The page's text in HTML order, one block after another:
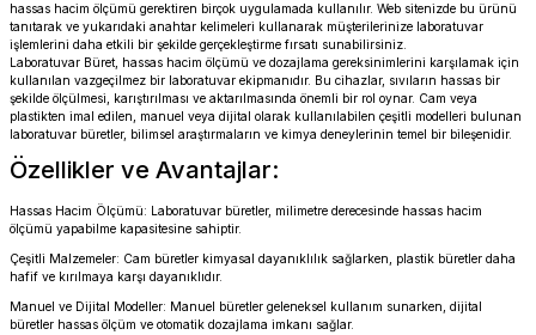
hassas hacim ölçümü gerektiren birçok uygulamada kullanılır. Web sitenizde bu ürünü
tanıtarak ve yukarıdaki anahtar kelimeleri kullanarak müşterilerinize laboratuvar
işlemlerini daha etkili bir şekilde gerçekleştirme fırsatı sunabilirsiniz.
Laboratuvar Büret, hassas hacim ölçümü ve dozajlama gereksinimlerini karşılamak için
kullanılan vazgeçilmez bir laboratuvar ekipmanıdır. Bu cihazlar, sıvıların hassas bir
şekilde ölçülmesi, karıştırılması ve aktarılmasında önemli bir rol oynar. Cam veya
plastikten imal edilen, manuel veya dijital olarak kullanılabilen çeşitli modelleri bulunan
laboratuvar büretler, bilimsel araştırmaların ve kimya deneylerinin temel bir bileşenidir.
Özellikler ve Avantajlar:
Hassas Hacim Ölçümü: Laboratuvar büretler, milimetre derecesinde hassas hacim
ölçümü yapabilme kapasitesine sahiptir.
Çeşitli Malzemeler: Cam büretler kimyasal dayanıklılık sağlarken, plastik büretler daha
hafif ve kırılmaya karşı dayanıklıdır.
Manuel ve Dijital Modeller: Manuel büretler geleneksel kullanım sunarken, dijital
büretler hassas ölçüm ve otomatik dozajlama imkanı sağlar.